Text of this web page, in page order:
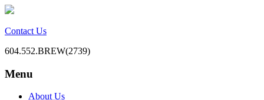
Contact Us
604.552.BREW(2739)
Mill Creek Coffee
BC Office Coffee Service
Menu
Skip
About Us